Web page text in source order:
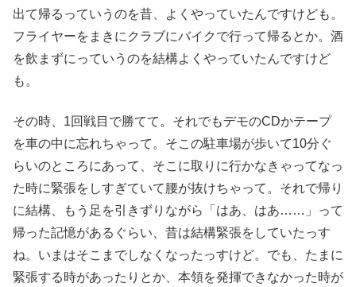
出て帰るっていうのを昔、よくやっていたんですけども。
フライヤーをまきにクラブにバイクで行って帰るとか。酒
を飲まずにっていうのを結構よくやっていたんですけど
も。
その時、1回戦目で勝てて。それでもデモのCDかテープ
を車の中に忘れちゃって。そこの駐車場が歩いて10分ぐ
らいのところにあって、そこに取りに行かなきゃってなっ
た時に緊張をしすぎていて腰が抜けちゃって。それで帰り
に結構、もう足を引きずりながら「はあ、はあ……」って
帰った記憶があるぐらい、昔は結構緊張をしていたっす
ね。いまはそこまでしなくなったっすけど。でも、たまに
緊張する時があったりとか、本領を発揮できなかった時が